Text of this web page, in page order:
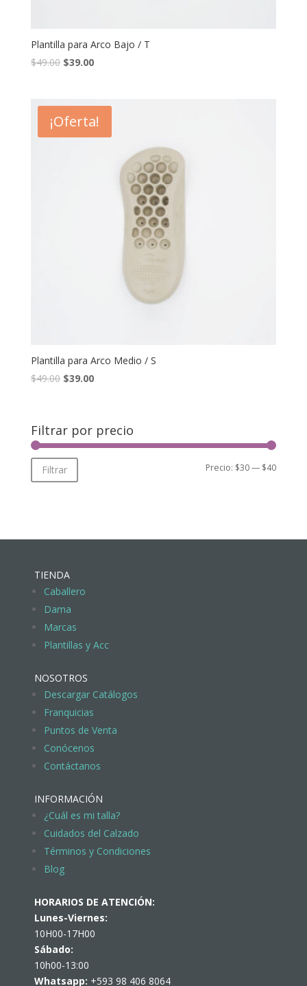
Plantilla para Arco Bajo / T
$49.00 $39.00
¡Oferta!
Plantilla para Arco Medio / S
$49.00 $39.00
Filtrar por precio
Filtrar Precio: $30— $40
TIENDA
Caballero
Dama
Marcas
Plantillas y Acc
NOSOTROS
Descargar Catálogos
Franquicias
Puntos de Venta
Conócenos
Contáctanos
INFORMACIÓN
¿Cuál es mi talla?
Cuidados del Calzado
Términos y Condiciones
Blog
HORARIOS DE ATENCIÓN:
Lunes-Viernes:
10H00-17H00
Sábado:
10h00-13:00
Whatsapp: +593 98 406 8064